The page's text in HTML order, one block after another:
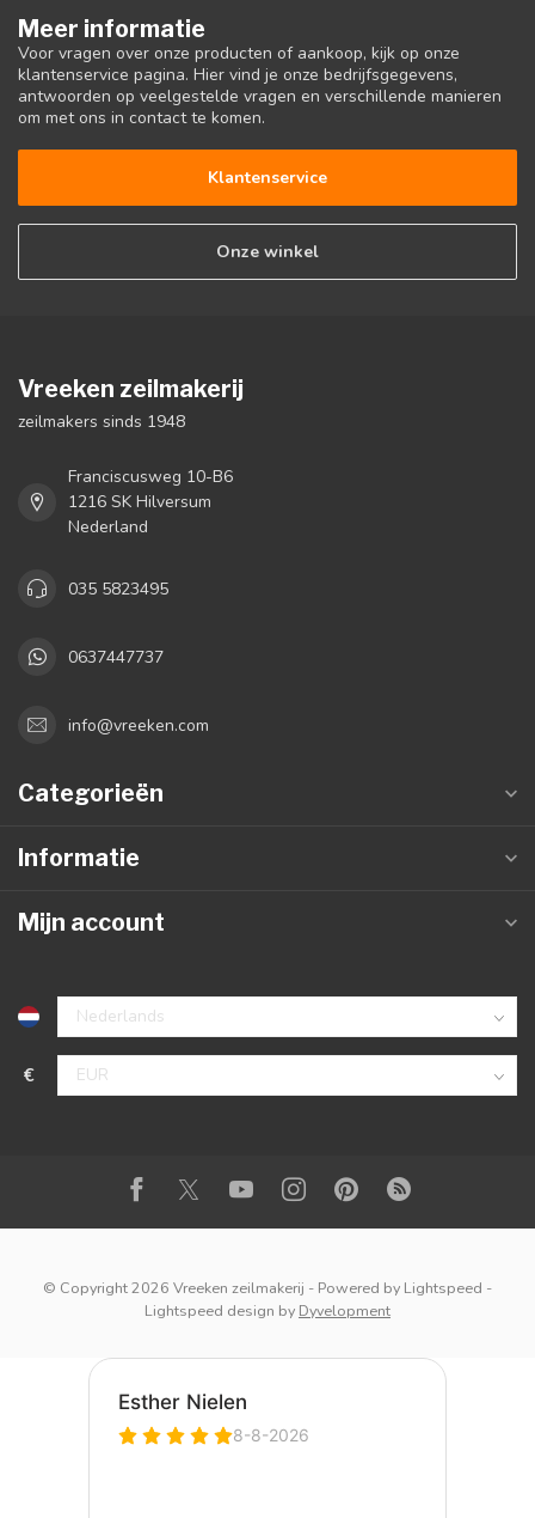
Meer informatie
Voor vragen over onze producten of aankoop, kijk op onze
klantenservice pagina. Hier vind je onze bedrijfsgegevens,
antwoorden op veelgestelde vragen en verschillende manieren
om met ons in contact te komen.
Klantenservice
Onze winkel
Vreeken zeilmakerij
zeilmakers sinds 1948
Franciscusweg 10-B6
1216 SK Hilversum
Nederland
035 5823495
0637447737
info@vreeken.com
Categorieën
Informatie
Mijn account
€
© Copyright 2026 Vreeken zeilmakerij - Powered by Lightspeed -
Lightspeed design by Dyvelopment